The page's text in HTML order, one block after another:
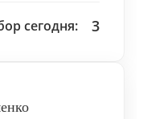
сегодня: 3